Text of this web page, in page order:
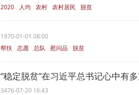
2020
人均 农村 农村居民 脱贫
1970-01-01 08:00
帮扶 志愿 总队 慰问品 脱贫
“稳定脱贫”在习近平总书记心中有
3476-07-20 16:43